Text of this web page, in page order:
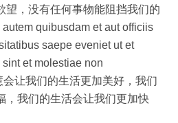
望，没有任何事物能阻挡我们的
quibusdam et aut officiis
saepe eveniet ut et
et molestiae non
让我们的生活更加美好，我们
，我们的生活会让我们更加快